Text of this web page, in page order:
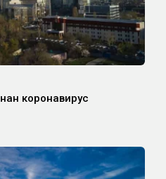
коронавирус